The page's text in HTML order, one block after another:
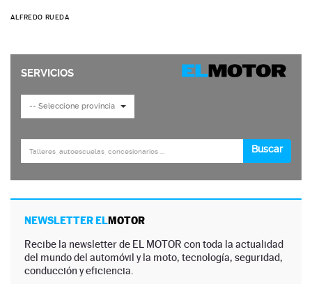
ALFREDO RUEDA
NEWSLETTER ELMOTOR
Recibe la newsletter de EL MOTOR con toda la actualidad
del mundo del automóvil y la moto, tecnología, seguridad,
conducción y eficiencia.